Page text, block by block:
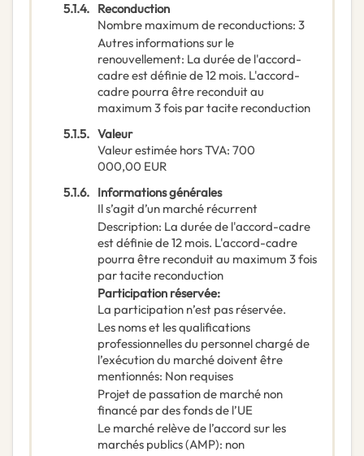
5.1.4. Reconduction
Nombre maximum de reconductions: 3
Autres informations sur le
renouvellement: La durée de l'accord-
cadre est définie de 12 mois. L'accord-
cadre pourra être reconduit au
maximum 3 fois par tacite reconduction
5.1.5. Valeur
Valeur estimée hors TVA: 700
000,00 EUR
5.1.6. Informations générales
Il s’agit d’un marché récurrent
Description: La durée de l'accord-cadre
est définie de 12 mois. L'accord-cadre
pourra être reconduit au maximum 3 fois
par tacite reconduction
Participation réservée:
La participation n’est pas réservée.
Les noms et les qualifications
professionnelles du personnel chargé de
l’exécution du marché doivent être
mentionnés: Non requises
Projet de passation de marché non
financé par des fonds de l’UE
Le marché relève de l’accord sur les
marchés publics (AMP): non